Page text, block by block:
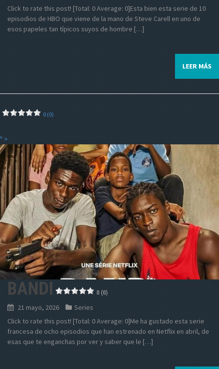
Click to rate this post! [Total: 0 Average: 0]Esta bien esta serie de 10
episodios de HBO que viene de la mano de Steve Carell en uno de
esos papeles tan típicos suyos de hombre […]
LEER MÁS
0 (0)
" >
BANDI 0 (0)
21 mayo, 2026
Series
Click to rate this post! [Total: 0 Average: 0]Me ha gustado esta serie
francesa de ocho episodios que han estrenado en Netflix en abril, de
esas que te enganchas por ver y saber que le […]